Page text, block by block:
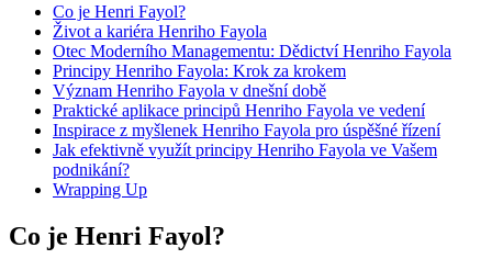
Co je Henri Fayol?
Život a kariéra Henriho Fayola
Otec Moderního Managementu: Dědictví Henriho Fayola
Principy Henriho Fayola: Krok za krokem
Význam Henriho Fayola v dnešní době
Praktické aplikace principů Henriho Fayola ve vedení
Inspirace z myšlenek Henriho Fayola pro úspěšné řízení
Jak efektivně využít principy Henriho Fayola ve Vašem
podnikání?
Wrapping Up
Co je Henri Fayol?